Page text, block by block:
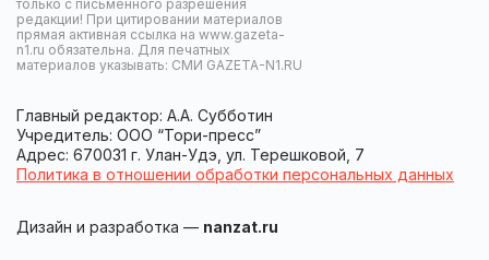
только с письменного разрешения
редакции! При цитировании материалов
прямая активная ссылка на www.gazeta-
n1.ru обязательна. Для печатных
материалов указывать: СМИ GAZETA-N1.RU
Главный редактор: А.А. Субботин
Учредитель: ООО “Тори-пресс”
Адрес: 670031 г. Улан-Удэ, ул. Терешковой, 7
Политика в отношении обработки персональных данных
Дизайн и разработка — nanzat.ru